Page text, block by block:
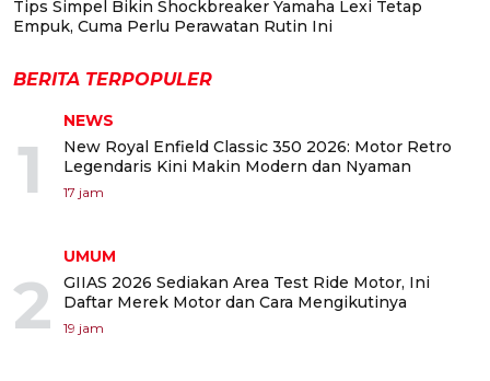
Tips Simpel Bikin Shockbreaker Yamaha Lexi Tetap
Empuk, Cuma Perlu Perawatan Rutin Ini
BERITA TERPOPULER
1
NEWS
New Royal Enfield Classic 350 2026: Motor Retro
Legendaris Kini Makin Modern dan Nyaman
17 jam
2
UMUM
GIIAS 2026 Sediakan Area Test Ride Motor, Ini
Daftar Merek Motor dan Cara Mengikutinya
19 jam